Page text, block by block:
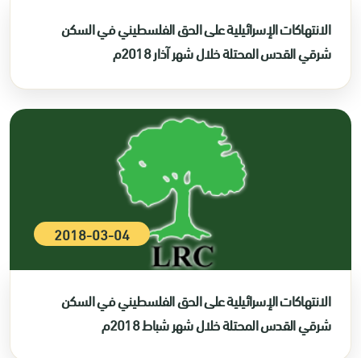
الانتهاكات الإسرائيلية على الحق الفلسطيني في السكن
شرقي القدس المحتلة خلال شهر آذار 2018م
2018-03-04
الانتهاكات الإسرائيلية على الحق الفلسطيني في السكن
شرقي القدس المحتلة خلال شهر شباط 2018م